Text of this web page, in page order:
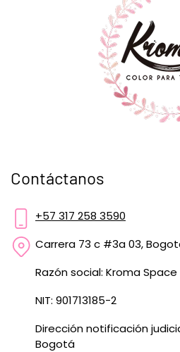
Contáctanos
+57 317 258 3590
Carrera 73 c #3a 03,
Razón social: Kroma Space
NIT: 901713185-2
Dirección notificación
Bogotá